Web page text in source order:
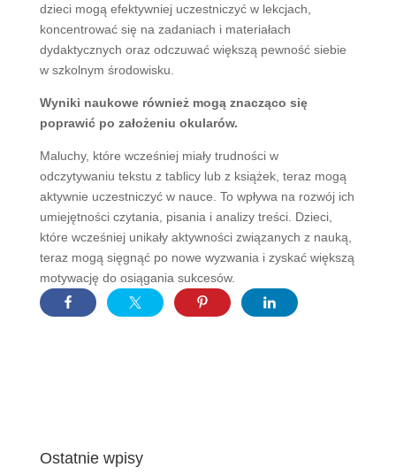
dzieci mogą efektywniej uczestniczyć w lekcjach,
koncentrować się na zadaniach i materiałach
dydaktycznych oraz odczuwać większą pewność siebie
w szkolnym środowisku.
Wyniki naukowe również mogą znacząco się
poprawić po założeniu okularów.
Maluchy, które wcześniej miały trudności w
odczytywaniu tekstu z tablicy lub z książek, teraz mogą
aktywnie uczestniczyć w nauce. To wpływa na rozwój ich
umiejętności czytania, pisania i analizy treści. Dzieci,
które wcześniej unikały aktywności związanych z nauką,
teraz mogą sięgnąć po nowe wyzwania i zyskać większą
motywację do osiągania sukcesów.
Ostatnie wpisy